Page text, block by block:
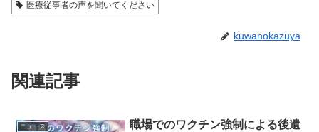
医療従事者の声を聞いてください
kuwanokazuya
関連記事
ニュース
職場でのワクチン強制による後遺